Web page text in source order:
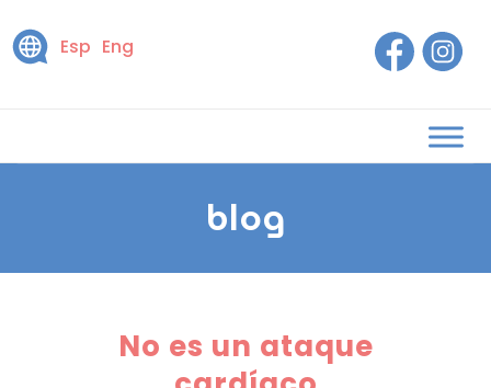
Esp Eng
blog
No es un ataque